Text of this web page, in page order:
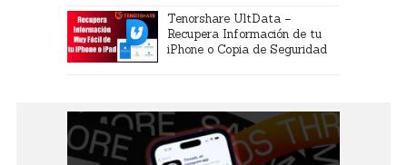
Tenorshare UltData –
Recupera Información de tu
iPhone o Copia de Seguridad